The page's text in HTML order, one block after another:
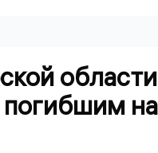
области
погибшим